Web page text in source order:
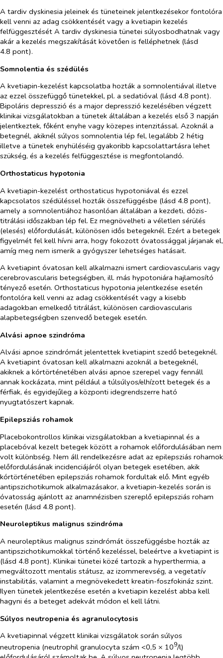
A tardiv dyskinesia jeleinek és tüneteinek jelentkezésekor fontolóra
kell venni az adag csökkentését vagy a kvetiapin kezelés
felfüggesztését A tardiv dyskinesia tünetei súlyosbodhatnak vagy
akár a kezelés megszakítását követően is felléphetnek (lásd
4.8 pont).
Somnolentia és szédülés
A kvetiapin-kezelést kapcsolatba hozták a somnolentiával illetve
az ezzel összefüggő tünetekkel, pl. a sedatióval (lásd 4.8 pont).
Bipoláris depresszió és a major depresszió kezelésében végzett
klinikai vizsgálatokban a tünetek általában a kezelés első 3 napján
jelentkeztek, főként enyhe vagy közepes intenzitással. Azoknál a
betegnél, akiknél súlyos somnolentia lép fel, legalább 2 hétig
illetve a tünetek enyhüléséig gyakoribb kapcsolattartásra lehet
szükség, és a kezelés felfüggesztése is megfontolandó.
Orthostaticus hypotonia
A kvetiapin-kezelést orthostaticus hypotoniával és ezzel
kapcsolatos szédüléssel hozták összefüggésbe (lásd 4.8 pont),
amely a somnolentiához hasonlóan általában a kezdeti, dózis-
titrálási időszakban lép fel. Ez megnövelheti a véletlen sérülés
(elesés) előfordulását, különösen idős betegeknél. Ezért a betegek
figyelmét fel kell hívni arra, hogy fokozott óvatossággal járjanak el,
amíg meg nem ismerik a gyógyszer lehetséges hatásait.
A kvetiapint óvatosan kell alkalmazni ismert cardiovascularis vagy
cerebrovascularis betegségben, ill. más hypotoniára hajlamosító
tényező esetén. Orthostaticus hypotonia jelentkezése esetén
fontolóra kell venni az adag csökkentését vagy a kisebb
adagokban emelkedő titrálást, különösen cardiovascularis
alapbetegségben szenvedő betegek esetén.
Alvási apnoe szindróma
Alvási apnoe szindrómát jelentettek kvetiapint szedő betegeknél.
A kvetiapint óvatosan kell alkalmazni azoknál a betegeknél,
akiknek a kórtörténetében alvási apnoe szerepel vagy fennáll
annak kockázata, mint például a túlsúlyos/elhízott betegek és a
férfiak, és egyidejűleg a központi idegrendszerre ható
nyugtatószert kapnak.
Epilepsziás rohamok
Placebokontrollos klinikai vizsgálatokban a kvetiapinnal és a
placebóval kezelt betegek között a rohamok előfordulásában nem
volt különbség. Nem áll rendelkezésre adat az epilepsziás rohamok
előfordulásának incidenciájáról olyan betegek esetében, akik
kórtörténetében epilepsziás rohamok fordultak elő. Mint egyéb
antipszichotikumok alkalmazásakor, a kvetiapin-kezelés során is
óvatosság ajánlott az anamnézisben szereplő epilepsziás roham
esetén (lásd 4.8 pont).
Neuroleptikus malignus szindróma
A neuroleptikus malignus szindrómát összefüggésbe hozták az
antipszichotikumokkal történő kezeléssel, beleértve a kvetiapint is
(lásd 4.8 pont). Klinikai tünetei közé tartozik a hyperthermia, a
megváltozott mentalis státusz, az izommerevség, a vegetatív
instabilitás, valamint a megnövekedett kreatin-foszfokináz szint.
Ilyen tünetek jelentkezése esetén a kvetiapin kezelést abba kell
hagyni és a beteget adekvát módon el kell látni.
Súlyos neutropenia és agranulocytosis
A kvetiapinnal végzett klinikai vizsgálatok során súlyos
neutropenia (neutrophil granulocyta szám <0,5 × 109/l)